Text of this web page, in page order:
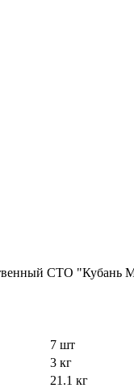
7 шт
3 кг
21.1 кг